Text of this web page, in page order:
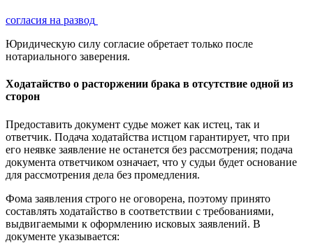
согласия на развод
Юридическую силу согласие обретает только после
нотариального заверения.
Ходатайство о расторжении брака в отсутствие одной из
сторон
Предоставить документ судье может как истец, так и
ответчик. Подача ходатайства истцом гарантирует, что при
его неявке заявление не останется без рассмотрения; подача
документа ответчиком означает, что у судьи будет основание
для рассмотрения дела без промедления.
Фома заявления строго не оговорена, поэтому принято
составлять ходатайство в соответствии с требованиями,
выдвигаемыми к оформлению исковых заявлений. В
документе указывается: